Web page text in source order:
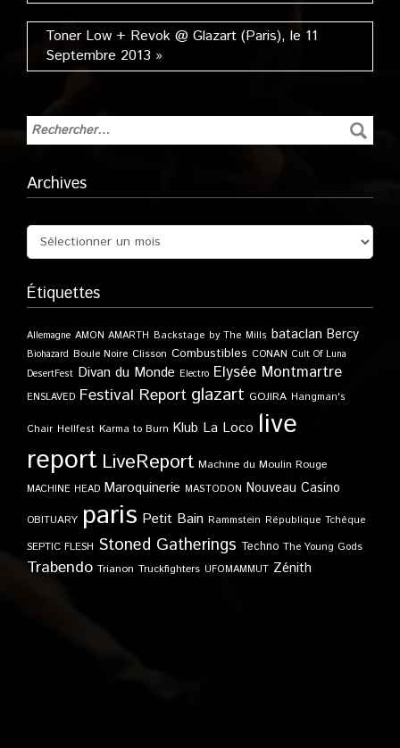
Toner Low + Revok @ Glazart (Paris), le 11
Septembre 2013 »
Archives
Étiquettes
Allemagne AMON AMARTH Backstage by The Mills bataclan Bercy
Biohazard Boule Noire Clisson Combustibles CONAN Cult Of Luna
DesertFest Divan du Monde Electro Elysée Montmartre
ENSLAVED Festival Report glazart GOJIRA Hangman's
Chair Hellfest Karma to Burn Klub La Loco live
report LiveReport Machine du Moulin Rouge
MACHINE HEAD Maroquinerie MASTODON Nouveau Casino
OBITUARY paris Petit Bain Rammstein République Tchèque
SEPTIC FLESH Stoned Gatherings Techno The Young Gods
Trabendo Trianon Truckfighters UFOMAMMUT Zénith